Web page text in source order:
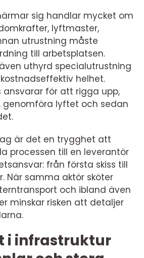
sig handlar mycket om
lyftmaster,
utrustning måste
till arbetsplatsen.
uthyrd specialutrustning
helhet.
för att rigga upp,
genomföra lyftet och sedan
är det en trygghet att
processen till en leverantör
från första skiss till
När samma aktör sköter
och ibland även
minskar risken att detaljer
i infrastruktur